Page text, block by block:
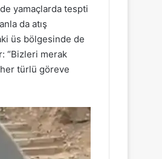
yamaçlarda tespti
da atış
üs bölgesinde de
“Bizleri merak
her türlü göreve